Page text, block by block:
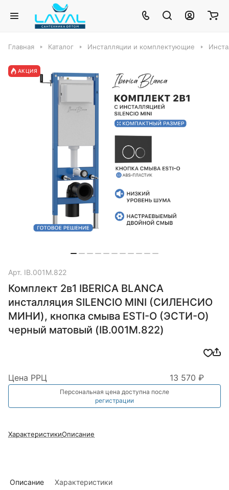
Главная Каталог Инсталляции и комплектующие
АКЦИЯ
Арт. IB.001M.822
Комплект 2в1 IBERICA BLANCA
инсталляция SILENCIO MINI (СИЛЕНСИО
МИНИ), кнопка смыва ESTI-O (ЭСТИ-О)
черный матовый (IB.001M.822)
Цена РРЦ 13 570 ₽
Персональная цена доступна после
регистрации
ХарактеристикиОписание
Описание Характеристики